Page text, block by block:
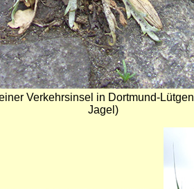
Verkehrsinsel in Dortmund-
Jagel)